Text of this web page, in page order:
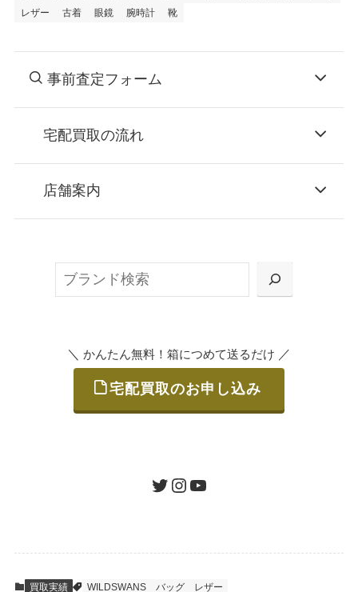
レザー
古着 眼鏡 腕時計 靴
事前査定フォーム
宅配買取の流れ
お申込み
または梱包材不要の「集荷申込」からお選び
ご発送
査定結果のご承認 / 入金
店舗案内
＼ かんたん無料！箱につめて送るだけ ／
宅配買取のお申し込み
ツイッターインスタグラムユーチューブ
買取実績 WILDSWANS バッグ レザー